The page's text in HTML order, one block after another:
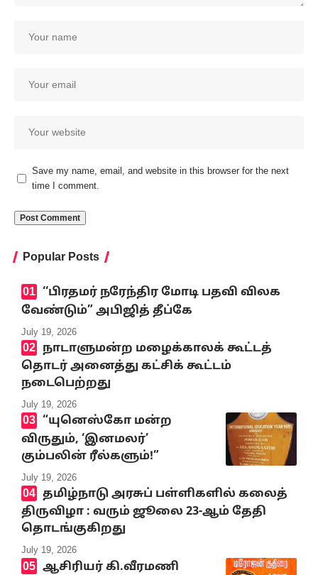
Save my name, email, and website in this browser for the next
time I comment.
Popular Posts
‘‘பிரதமர் நரேந்திர மோடி பதவி விலக
வேண்டும்” அபிஜித் தீப்கே
July 19, 2026
நாடாளுமன்ற மழைக்காலக் கூட்டத்
தொடர் அனைத்து கட்சிக் கூட்டம்
நடைபெற்றது
July 19, 2026
“யுனெஸ்கோ மன்ற
விருதும், ‘இனமலர்’
கும்பலின் ரீல்களும்!”
July 19, 2026
தமிழ்நாடு அரசுப் பள்ளிகளில் கலைத்
திருவிழா : வரும் ஜூலை 23-ஆம் தேதி
தொடங்குகிறது
July 19, 2026
ஆசிரியர் கி.வீரமணி